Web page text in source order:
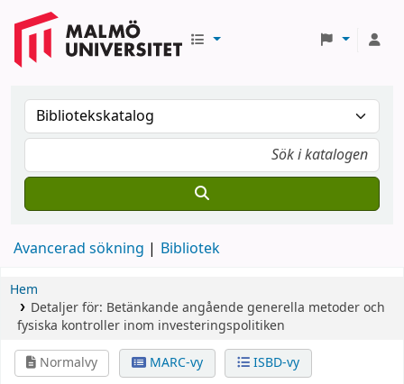
Avancerad sökning Bibliotek
Hem
Detaljer för: Betänkande angående generella metoder och
fysiska kontroller inom investeringspolitiken
Normalvy
MARC-vy ISBD-vy